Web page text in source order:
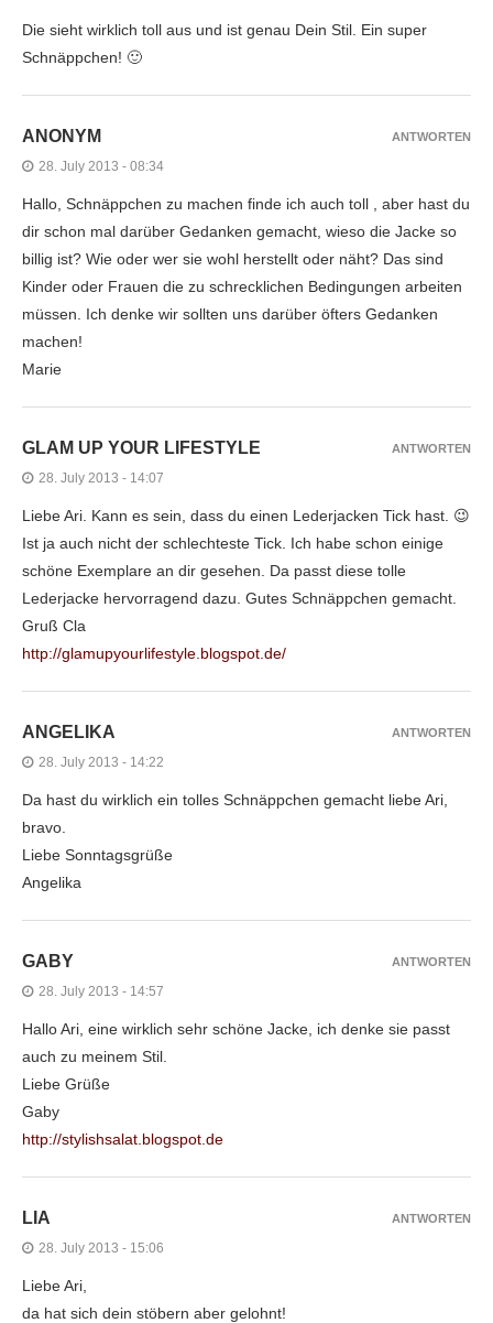
Die sieht wirklich toll aus und ist genau Dein Stil. Ein super
Schnäppchen! 🙂
ANONYM
28. July 2013 - 08:34
Hallo, Schnäppchen zu machen finde ich auch toll , aber hast du
dir schon mal darüber Gedanken gemacht, wieso die Jacke so
billig ist? Wie oder wer sie wohl herstellt oder näht? Das sind
Kinder oder Frauen die zu schrecklichen Bedingungen arbeiten
müssen. Ich denke wir sollten uns darüber öfters Gedanken
machen!
Marie
ANTWORTEN
GLAM UP YOUR LIFESTYLE
28. July 2013 - 14:07
Liebe Ari. Kann es sein, dass du einen Lederjacken Tick hast. 😉
Ist ja auch nicht der schlechteste Tick. Ich habe schon einige
schöne Exemplare an dir gesehen. Da passt diese tolle
Lederjacke hervorragend dazu. Gutes Schnäppchen gemacht.
Gruß Cla
http://glamupyourlifestyle.blogspot.de/
ANTWORTEN
ANGELIKA
28. July 2013 - 14:22
Da hast du wirklich ein tolles Schnäppchen gemacht liebe Ari,
bravo.
Liebe Sonntagsgrüße
Angelika
ANTWORTEN
GABY
28. July 2013 - 14:57
Hallo Ari, eine wirklich sehr schöne Jacke, ich denke sie passt
auch zu meinem Stil.
Liebe Grüße
Gaby
http://stylishsalat.blogspot.de
ANTWORTEN
LIA
28. July 2013 - 15:06
Liebe Ari,
da hat sich dein stöbern aber gelohnt!
ANTWORTEN